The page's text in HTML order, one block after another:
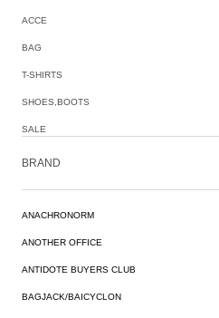
ACCE
BAG
T-SHIRTS
SHOES,BOOTS
SALE
BRAND
ANACHRONORM
ANOTHER OFFICE
ANTIDOTE BUYERS CLUB
BAGJACK/BAICYCLON